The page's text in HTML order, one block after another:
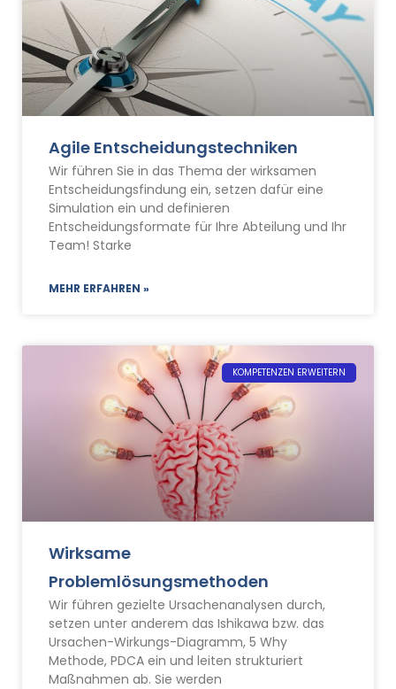
Agile Entscheidungstechniken
Wir führen Sie in das Thema der wirksamen
Entscheidungsfindung ein, setzen dafür eine
Simulation ein und definieren
Entscheidungsformate für Ihre Abteilung und Ihr
Team! Starke
MEHR ERFAHREN »
KOMPETENZEN ERWEITERN
Wirksame
Problemlösungsmethoden
Wir führen gezielte Ursachenanalysen durch,
setzen unter anderem das Ishikawa bzw. das
Ursachen-Wirkungs-Diagramm, 5 Why
Methode, PDCA ein und leiten strukturiert
Maßnahmen ab. Sie werden